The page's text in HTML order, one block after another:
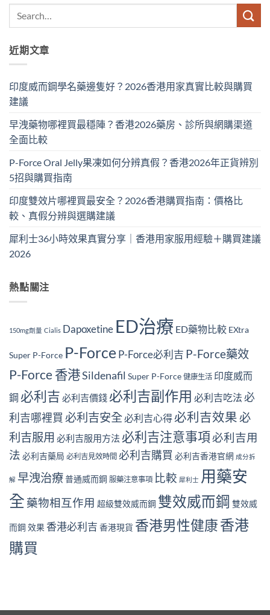
近期文章
印度威而鋼學名藥邊隻好？2026香港用家真實比較與購買
建議
早洩藥物哪裡買最穩陣？香港2026藥房、診所與網購渠道
全面比較
P-Force Oral Jelly果凍如何分辨真假？香港2026年正貨辨別
5招與購買指南
印度雙效片哪裡買最安全？2026香港購買指南：價格比
較、真假分辨與選購建議
犀利士36小時效果真實分享｜香港用家服用經驗＋購買建議
2026
熱點關注
150mg劑量 Cialis Dapoxetine ED治療 ED藥物比較 EXtra
Super P-Force P-Force P-Force必利吉 P-Force藥效
P-Force 香港Sildenafil Super P-Force 健康生活 印度威而
鋼 必利吉 必利吉價錢 必利吉副作用 必利吉吃法 必
利吉哪裡買 必利吉安全必利吉心得必利吉效果必
利吉服用 必利吉服用方法 必利吉注意事項必利吉用
法 必利吉藥局 必利吉見效時間 必利吉購買 必利吉香港官網 成分拆
解 早洩治療普通威而鋼 服藥注意事項 比較 犀利士 用藥安
全 藥物相互作用 超級雙效威而鋼 雙效威而鋼 雙效威
而鋼 效果 香港必利吉 香港現貨 香港男性健康香港
購買